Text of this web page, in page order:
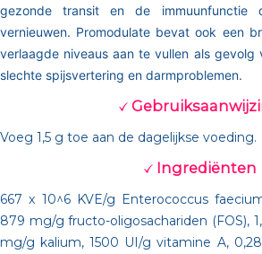
gezonde transit en de immuunfunctie
vernieuwen. Promodulate bevat ook een
verlaagde niveaus aan te vullen als gevolg
slechte spijsvertering en darmproblemen.
Voeg 1,5 g toe aan de dagelijkse voeding.
Ingrediënten
667 x 10^6 KVE/g Enterococcus
879 mg/g fructo-oligosachariden (FOS),
mg/g kalium, 1500 UI/g vitamine A,